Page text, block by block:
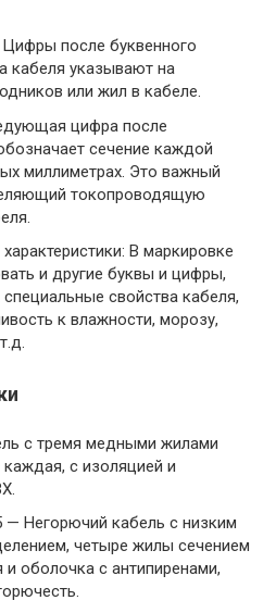
после буквенного
кабеля указывают на
или жил в кабеле.
цифра после
сечение каждой
миллиметрах. Это важный
токопроводящую
В маркировке
и другие буквы и цифры,
свойства кабеля,
к влажности, морозу,
с тремя медными жилами
с изоляцией и
— Негорючий кабель с низким
четыре жилы сечением
и оболочка с антипиренами,